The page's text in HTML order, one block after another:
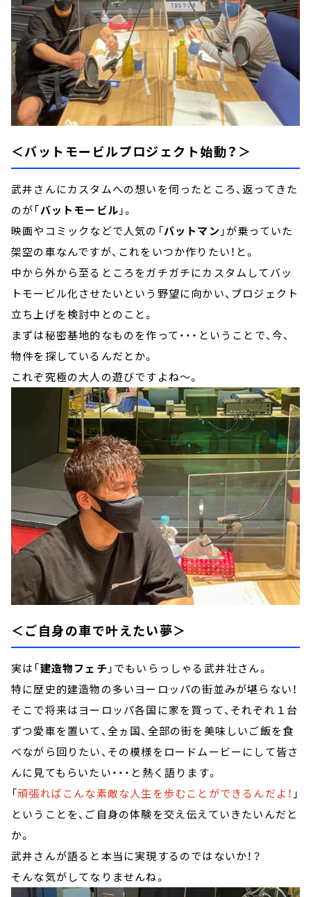
＜バットモービルプロジェクト始動？＞
武井さんにカスタムへの想いを伺ったところ、返ってきた
のが「バットモービル 」。
映画やコミックなどで人気の「バットマン 」が乗っていた
架空の車なんですが、これをいつか作りたい！と。
中から外から至るところをガチガチにカスタムしてバッ
トモービル化させたいという野望に向かい、プロジェクト
立ち上げを検討中とのこと。
まずは秘密基地的なものを作って・・・ということで、今、
物件を探しているんだとか。
これぞ究極の大人の遊びですよね～。
＜ご自身の車で叶えたい夢＞
実は「建造物フェチ 」でもいらっしゃる武井壮さん。
特に歴史的建造物の多いヨーロッパの街並みが堪らない！
そこで将来はヨーロッパ各国に家を買って、それぞれ１台
ずつ愛車を置いて、全ヵ国、全部の街を美味しいご飯を食
べながら回りたい、その模様をロードムービーにして皆さ
んに見てもらいたい・・・と熱く語ります。
「頑張ればこんな素敵な人生を歩むことができるんだよ！ 」
ということを、ご自身の体験を交え伝えていきたいんだと
か。
武井さんが語ると本当に実現するのではないか！？
そんな気がしてなりませんね。